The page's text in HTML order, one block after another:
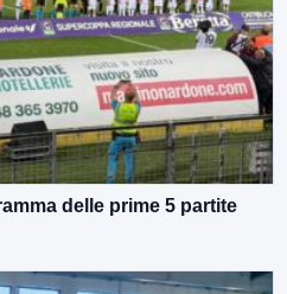
delle prime 5 partite